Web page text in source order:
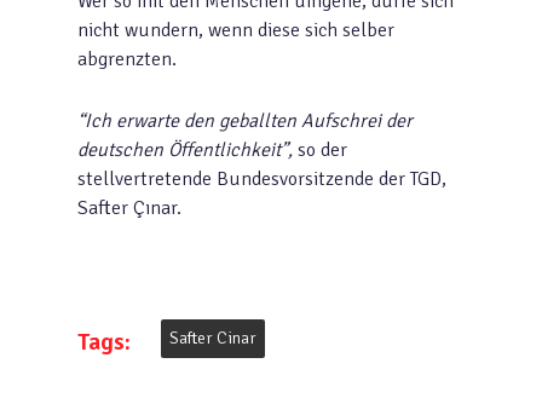
nicht wundern, wenn diese sich selber
abgrenzten.
“Ich erwarte den geballten Aufschrei der
deutschen Öffentlichkeit”, so der
stellvertretende Bundesvorsitzende der TGD,
Safter Çınar.
Tags: Safter Cinar